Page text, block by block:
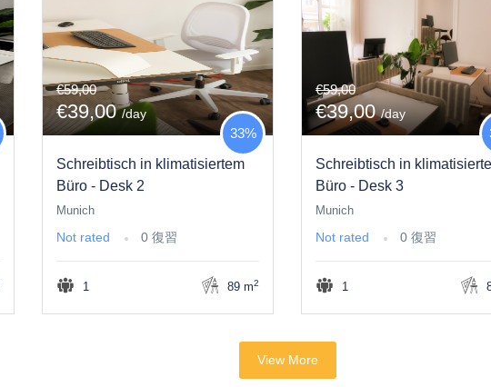
€59,00
€39,00/day
Schreibtisch in klimatisiertem
Büro - Desk 2
33%
Munich
Not rated 0 復習
1 89 m2
€59,00
€39,00/day
Schreibtisch in
Büro - Desk 3
Munich
Not rated 0 復習
1
View More